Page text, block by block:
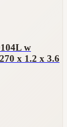
w
x 1.2 x 3.6